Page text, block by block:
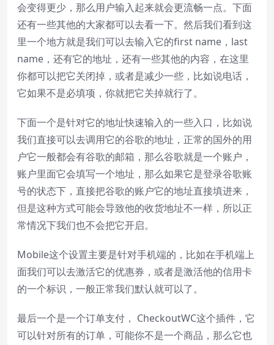
会变得更少，那么用户输入起来就会更流畅一点。下面
还有一些其他的大家都可以去看一下。然后我们看到这
里一个地方就是我们可以去输入它的first name，last
name，还有它的地址，还有一些其他的内容，在这里
你都可以把它关闭掉，或者是减少一些，比如说电话，
它如果不是必填项，你就把它关掉就行了。
下面一个是针对它的地址快速输入的一些入口，比如说
我们直接可以去调用它的谷歌的地址，正常的国外的用
户它一般都会有谷歌的邮箱，那么谷歌就是一个账户，
账户里面它会填写一个地址，那么如果它是登录谷歌账
号的状态下，直接把谷歌的账户它的地址直接填进来，
但是这种方式可能会导致他的收货地址不一样，所以正
常情况下我们也不会把它开启。
Mobile这个设置主要是针对手机端的，比如在手机端上
面我们可以去激活它的优惠券，或者是激活他的信用卡
的一个标识，一般正常我们默认就可以了。
最后一个是一个订单支付， CheckoutWC这个插件，它
可以针对所有的订单，可能你不是一个商品，那么它也